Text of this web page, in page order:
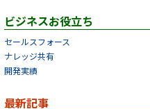
ビジネスお役立ち
セールスフォース
ナレッジ共有
開発実績
最新記事